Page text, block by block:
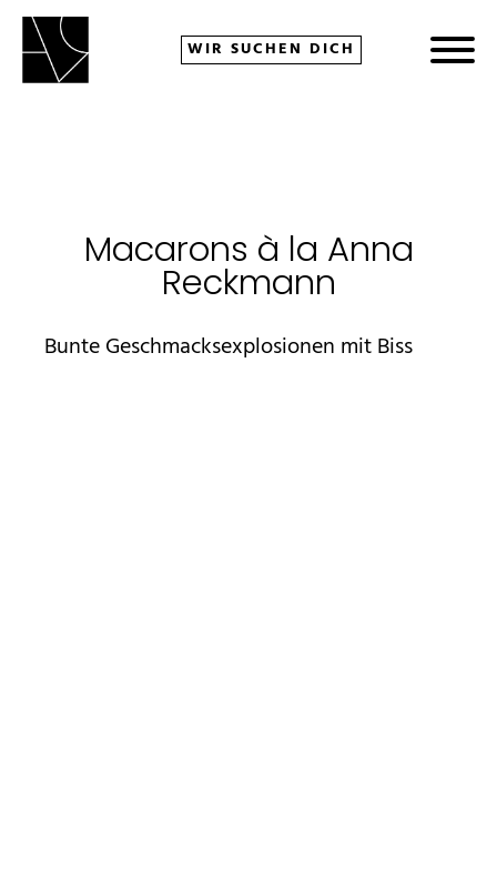
WIR SUCHEN DICH
Macarons à la Anna
Reckmann
Bunte Geschmacksexplosionen mit Biss